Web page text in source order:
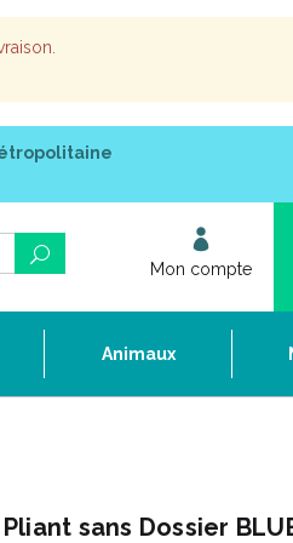
Mon compte
Animaux
sans Dossier